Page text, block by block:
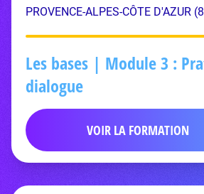
PROVENCE-ALPES-CÔTE D'AZUR
Les bases | Module 3 :
dialogue
VOIR LA FORMATION